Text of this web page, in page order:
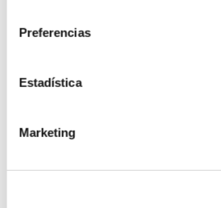
Preferencias
Estadística
Marketing